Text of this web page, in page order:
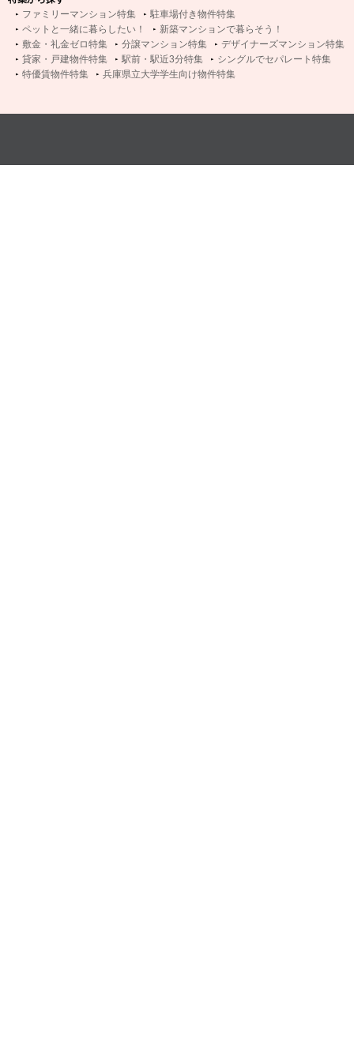
ファミリーマンション特集
駐車場付き物件特集
ペットと一緒に暮らしたい！
新築マンションで暮らそう！
敷金・礼金ゼロ特集
分譲マンション特集
デザイナーズマンション特集
貸家・戸建物件特集
駅前・駅近3分特集
シングルでセパレート特集
特優賃物件特集
兵庫県立大学学生向け物件特集